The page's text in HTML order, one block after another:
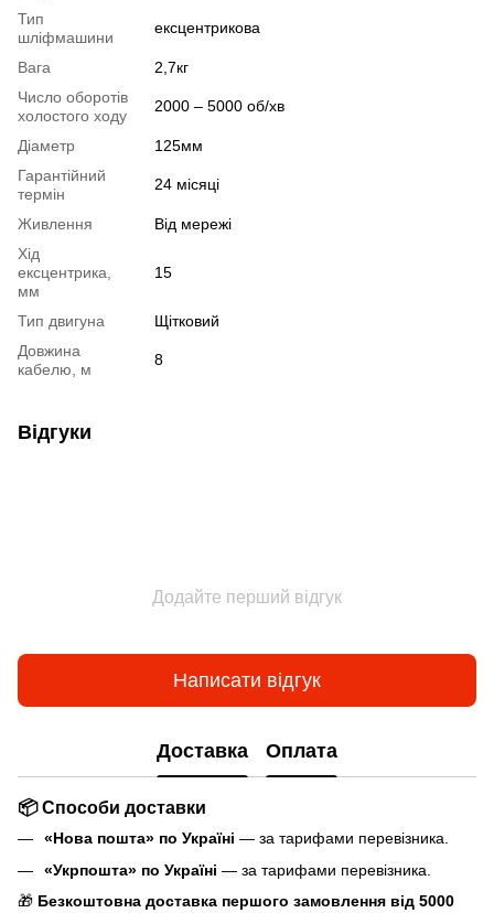
Тип
шліфмашини
ексцентрикова
Вага
2,7кг
Число оборотів
холостого ходу
2000 – 5000 об/хв
Діаметр
125мм
Гарантійний
термін
24 місяці
Живлення
Від мережі
Хід
ексцентрика,
мм
15
Тип двигуна
Щітковий
Довжина
кабелю, м
8
Відгуки
Додайте перший відгук
Написати відгук
Доставка Оплата
📦 Способи доставки
«Нова пошта» по Україні — за тарифами перевізника.
«Укрпошта» по Україні — за тарифами перевізника.
🎁 Безкоштовна доставка першого замовлення від 5000